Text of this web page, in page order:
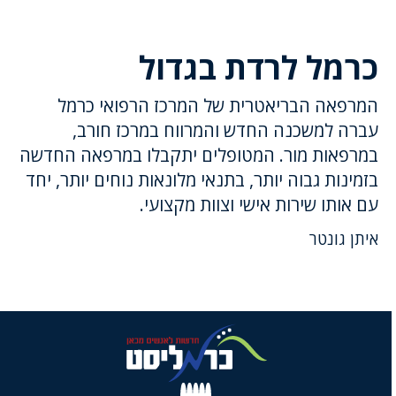
כרמל לרדת בגדול
המרפאה הבריאטרית של המרכז הרפואי כרמל
עברה למשכנה החדש והמרווח במרכז חורב,
במרפאות מור. המטופלים יתקבלו במרפאה החדשה
בזמינות גבוה יותר, בתנאי מלונאות נוחים יותר, יחד
עם אותו שירות אישי וצוות מקצועי.
איתן גונטר